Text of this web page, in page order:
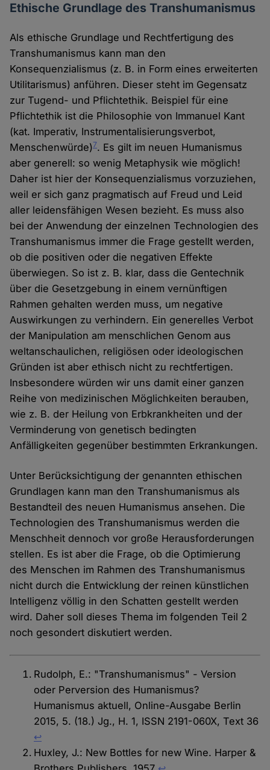
Ethische Grundlage des Transhumanismus
Als ethische Grundlage und Rechtfertigung des
Transhumanismus kann man den
Konsequenzialismus (z. B. in Form eines erweiterten
Utilitarismus) anführen. Dieser steht im Gegensatz
zur Tugend- und Pflichtethik. Beispiel für eine
Pflichtethik ist die Philosophie von Immanuel Kant
(kat. Imperativ, Instrumentalisierungsverbot,
Menschenwürde)7. Es gilt im neuen Humanismus
aber generell: so wenig Metaphysik wie möglich!
Daher ist hier der Konsequenzialismus vorzuziehen,
weil er sich ganz pragmatisch auf Freud und Leid
aller leidensfähigen Wesen bezieht. Es muss also
bei der Anwendung der einzelnen Technologien des
Transhumanismus immer die Frage gestellt werden,
ob die positiven oder die negativen Effekte
überwiegen. So ist z. B. klar, dass die Gentechnik
über die Gesetzgebung in einem vernünftigen
Rahmen gehalten werden muss, um negative
Auswirkungen zu verhindern. Ein generelles Verbot
der Manipulation am menschlichen Genom aus
weltanschaulichen, religiösen oder ideologischen
Gründen ist aber ethisch nicht zu rechtfertigen.
Insbesondere würden wir uns damit einer ganzen
Reihe von medizinischen Möglichkeiten berauben,
wie z. B. der Heilung von Erbkrankheiten und der
Verminderung von genetisch bedingten
Anfälligkeiten gegenüber bestimmten Erkrankungen.
Unter Berücksichtigung der genannten ethischen
Grundlagen kann man den Transhumanismus als
Bestandteil des neuen Humanismus ansehen. Die
Technologien des Transhumanismus werden die
Menschheit dennoch vor große Herausforderungen
stellen. Es ist aber die Frage, ob die Optimierung
des Menschen im Rahmen des Transhumanismus
nicht durch die Entwicklung der reinen künstlichen
Intelligenz völlig in den Schatten gestellt werden
wird. Daher soll dieses Thema im folgenden Teil 2
noch gesondert diskutiert werden.
Rudolph, E.: "Transhumanismus" - Version
oder Perversion des Humanismus?
Humanismus aktuell, Online-Ausgabe Berlin
2015, 5. (18.) Jg., H. 1, ISSN 2191-060X, Text 36
↩︎
Huxley, J.: New Bottles for new Wine. Harper &